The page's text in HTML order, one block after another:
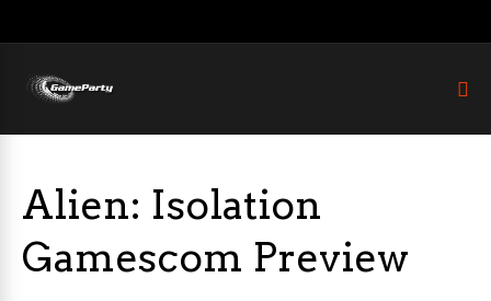
Alien: Isolation
Gamescom Preview